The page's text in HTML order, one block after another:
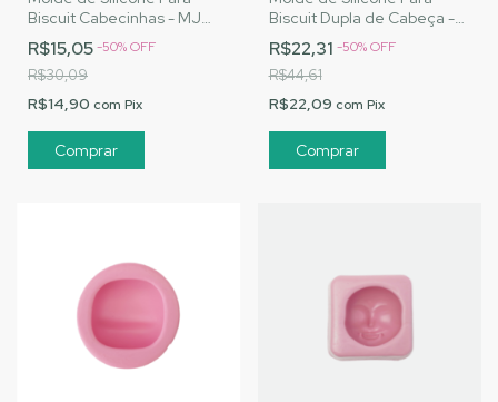
Biscuit Cabecinhas - MJ
Artesanatos |Cód. 3080
R$15,05-50%OFF
R$30,09
R$14,90 com Pix
Biscuit Dupla de Cabeça -
MJ Artesanatos |Cód. 2546
R$22,31 -50%OFF
R$44,61
R$22,09 com Pix